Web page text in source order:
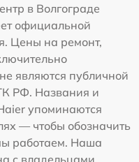
в Волгограде
официальной
Цены на ремонт,
являются публичной
РФ. Названия и
упоминаются
— чтобы обозначить
работаем. Наша
с владельцами